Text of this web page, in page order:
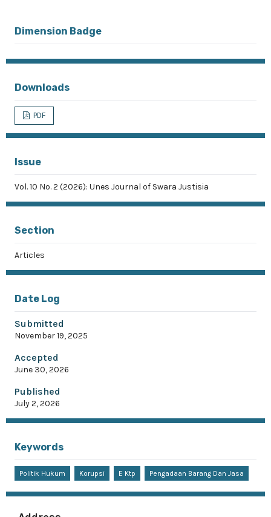
Dimension Badge
Downloads
PDF
Issue
Vol. 10 No. 2 (2026): Unes Journal of Swara Justisia
Section
Articles
Date Log
Submitted
November 19, 2025
Accepted
June 30, 2026
Published
July 2, 2026
Keywords
Politik Hukum Korupsi E Ktp Pengadaan Barang Dan Jasa